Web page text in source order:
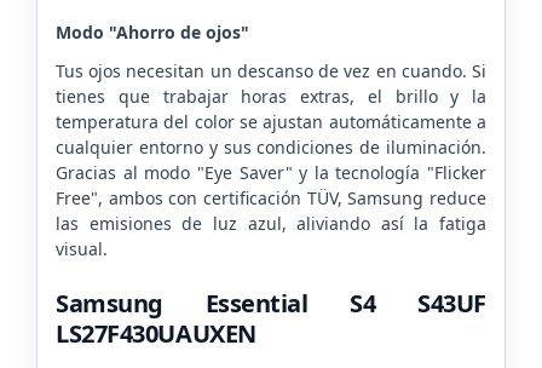
Modo "Ahorro de ojos"
Tus ojos necesitan un descanso de vez en cuando. Si
tienes que trabajar horas extras, el brillo y la
temperatura del color se ajustan automáticamente a
cualquier entorno y sus condiciones de iluminación.
Gracias al modo "Eye Saver" y la tecnología "Flicker
Free", ambos con certificación TÜV, Samsung reduce
las emisiones de luz azul, aliviando así la fatiga
visual.
Samsung Essential S4 S43UF
LS27F430UAUXEN